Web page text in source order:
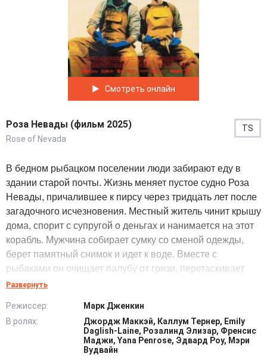
Смотреть онлайн
Роза Невады (фильм 2025)
Rose of Nevada
TS
В бедном рыбацком поселении люди забирают еду в
здании старой почты. Жизнь меняет пустое судно Роза
Невады, причалившее к пирсу через тридцать лет после
загадочного исчезновения. Местный житель чинит крышу
дома, спорит с супругой о деньгах и нанимается на этот
корабль. Мужчина собирает сумку со сменой одежды,
берет памятный снимок и идет к воде. Вместе с
рыбаками он очищает палубу от грязи, перетаскивает
ящики и проверяет прочность канатов. Команда
забрасывать сети, сортировать улов и обедать на
палубе. В трюме один из них замечает вырезанное
предупреждение, а вскоре опускается густой туман.
После шторма они возвращаются, но вокруг
Развернуть
Режиссер:
Марк Дженкин
В ролях:
Джордж Маккэй, Каллум Тернер, Emily
Daglish-Laine, Розалинд Элизар, Френсис
Маджи, Yana Penrose, Эдвард Роу, Мэри
Вудвайн